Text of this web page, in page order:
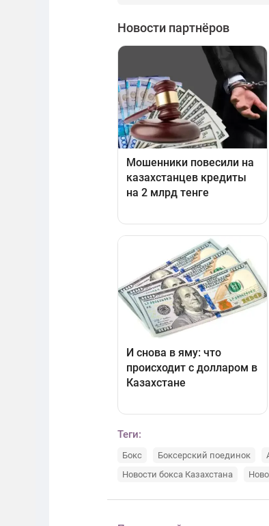
Теги:
Бокс Боксерский поединок
Новости бокса Казахстана